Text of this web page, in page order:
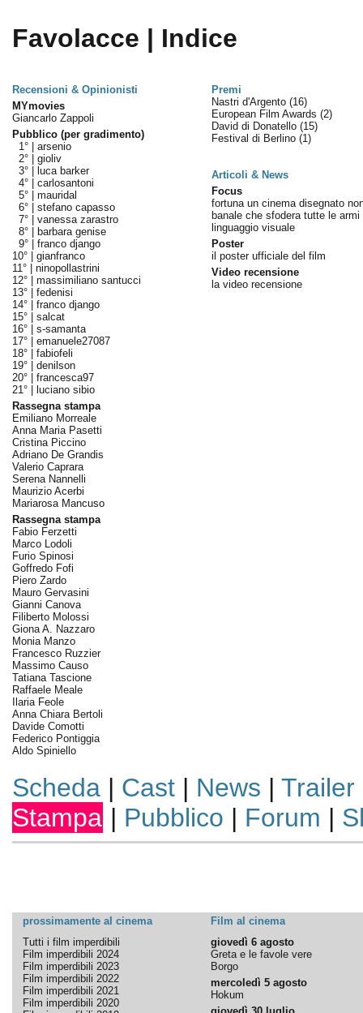
Favolacce | Indice
Recensioni & Opinionisti
Premi
MYmovies
Giancarlo Zappoli
Pubblico (per gradimento)
1° | arsenio
2° | gioliv
3° |
luca barker
4° | carlosantoni
5° | mauridal
6° | stefano capasso
7° | vanessa zarastro
8° |
barbara genise
9° | franco django
10° | gianfranco
11° | ninopollastrini
12° | massimiliano santucci
13° | fedenisi
14° | franco django
15° | salcat
16° | s-samanta
17° | emanuele27087
18° | fabiofeli
19° | denilson
20° | francesca97
21° |
luciano sibio
Rassegna stampa
Emiliano Morreale
Anna Maria Pasetti
Cristina Piccino
Adriano De Grandis
Valerio Caprara
Serena Nannelli
Maurizio Acerbi
Mariarosa Mancuso
Rassegna stampa
Fabio Ferzetti
Marco Lodoli
Furio Spinosi
Goffredo Fofi
Piero Zardo
Mauro Gervasini
Gianni Canova
Filiberto Molossi
Giona A. Nazzaro
Monia Manzo
Francesco Ruzzier
Massimo Causo
Tatiana Tascione
Raffaele Meale
Ilaria Feole
Anna Chiara Bertoli
Davide Comotti
Federico Pontiggia
Aldo Spiniello
Nastri d'Argento (16)
European Film Awards (2)
David di Donatello (15)
Festival di Berlino (1)
Articoli & News
Focus
fortuna un cinema disegnato
banale che sfodera tutte le armi
linguaggio visuale
Poster
il poster ufficiale del film
Video recensione
la video recensione
Scheda| Cast| News | Trailer
Stampa | Pubblico | Forum |
prossimamente al cinema
Film al cinema
Tutti i film imperdibili
Film imperdibili 2024
Film imperdibili 2023
Film imperdibili 2022
Film imperdibili 2021
Film imperdibili 2020
giovedì 6 agosto
Greta e le favole vere
Borgo
mercoledì 5 agosto
Hokum